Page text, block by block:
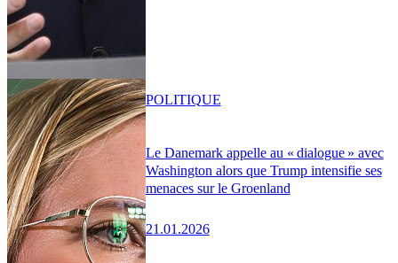
Le Danemark appelle au « dialogue » avec
Washington alors que Trump intensifie ses
menaces sur le Groenland
21.01.2026
POLITIQUE